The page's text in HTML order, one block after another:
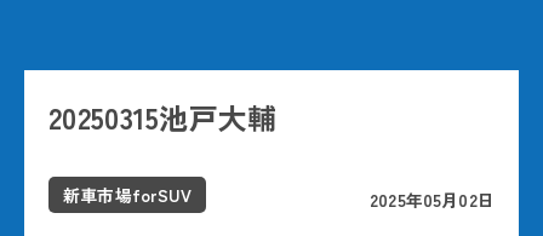
20250315池戸大輔
新車市場forSUV 2025年05月02日